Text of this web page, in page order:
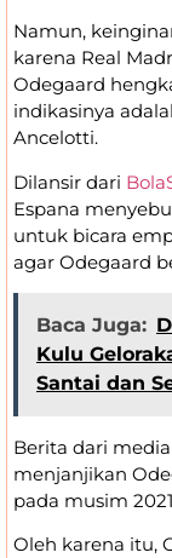
Namun,
karena Real
Odegaard
indikasinya
Ancelotti.
Dilansir dari
Espana
untuk bicara
agar Odegaard
Baca Juga:
Kulu
Santai dan
Berita dari
menjanjikan
pada musim
Oleh karena itu,